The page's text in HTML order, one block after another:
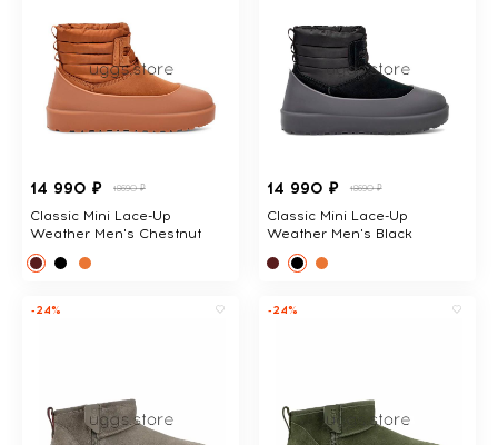
14 990 ₽ 18690 ₽
Classic Mini Lace-Up
Weather Men's Chestnut
14 990 ₽ 18690 ₽
Classic Mini Lace-Up
Weather Men's Black
-24% -24%